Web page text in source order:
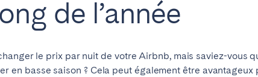
de l’année
le prix par nuit de votre Airbnb, mais saviez-vous
en basse saison ? Cela peut également être avantageux
Liverpool
Londres